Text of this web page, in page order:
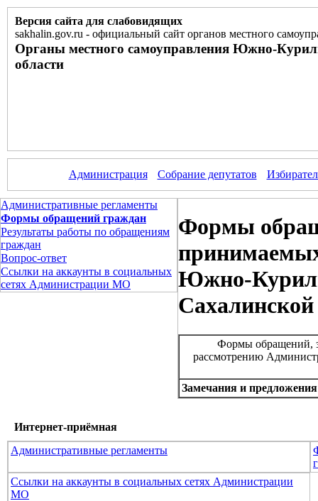
Версия сайта для слабовидящих
sakhalin.gov.ru - официальный сайт органов местного
Органы местного самоуправления Южно-
области
Администрация Собрание депутатов
Административные регламенты
Формы обращений граждан
Результаты работы по обращениям
граждан
Вопрос-ответ
Ссылки на аккаунты в социальных
сетях Администрации МО
Формы
Южно-
Сахалинской
Формы обращений,
рассмотрению
Замечания и
Интернет-приёмная
Административные регламенты
Ссылки на аккаунты в социальных сетях Администрации
МО